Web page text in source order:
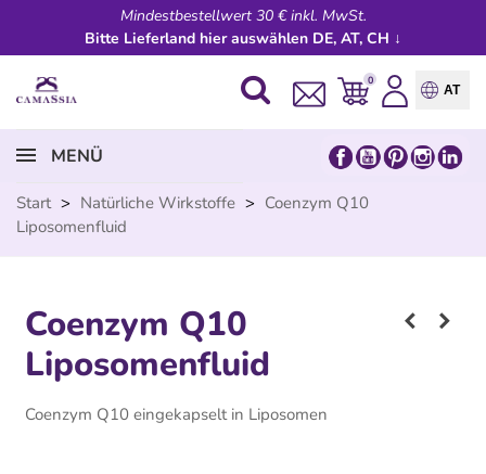
Mindestbestellwert 30 € inkl. MwSt.
Bitte Lieferland hier auswählen DE, AT, CH ↓
0
AT
MENÜ
Start > Natürliche Wirkstoffe > Coenzym Q10
Liposomenfluid
Coenzym Q10
Liposomenfluid
Coenzym Q10 eingekapselt in Liposomen